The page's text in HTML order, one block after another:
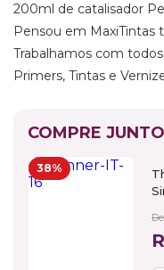
200ml de catalisador
Pensou em MaxiTintas
Trabalhamos com
Primers, Tintas e
COMPRE JUNTO
38%